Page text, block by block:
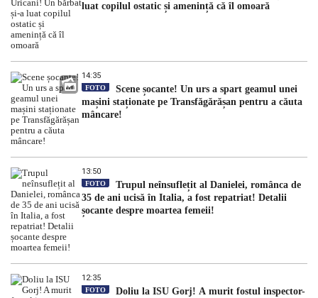
luat copilul ostatic și amenință că îl omoară
14:35
FOTO
Scene șocante! Un urs a spart geamul unei
mașini staționate pe Transfăgărășan pentru a căuta
mâncare!
13:50
FOTO
Trupul neînsuflețit al Danielei, românca de
35 de ani ucisă în Italia, a fost repatriat! Detalii
șocante despre moartea femeii!
12:35
FOTO
Doliu la ISU Gorj! A murit fostul inspector-